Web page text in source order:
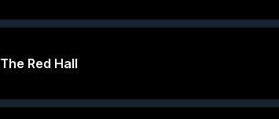
The Red Hall